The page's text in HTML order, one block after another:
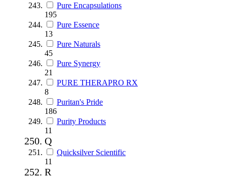
Pure Encapsulations
195
Pure Essence
13
Pure Naturals
45
Pure Synergy
21
PURE THERAPRO RX
8
Puritan's Pride
186
Purity Products
11
Q
Quicksilver Scientific
11
R